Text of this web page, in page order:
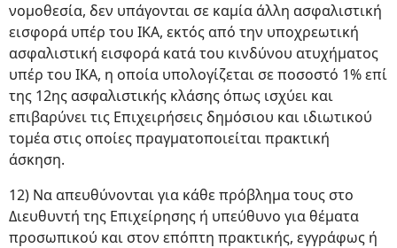
νομοθεσία, δεν υπάγονται σε καμία άλλη ασφαλιστική
εισφορά υπέρ του ΙΚΑ, εκτός από την υποχρεωτική
ασφαλιστική εισφορά κατά του κινδύνου ατυχήματος
υπέρ του ΙΚΑ, η οποία υπολογίζεται σε ποσοστό 1% επί
της 12ης ασφαλιστικής κλάσης όπως ισχύει και
επιβαρύνει τις Επιχειρήσεις δημόσιου και ιδιωτικού
τομέα στις οποίες πραγματοποιείται πρακτική
άσκηση.
12) Να απευθύνονται για κάθε πρόβλημα τους στο
Διευθυντή της Επιχείρησης ή υπεύθυνο για θέματα
προσωπικού και στον επόπτη πρακτικής, εγγράφως ή